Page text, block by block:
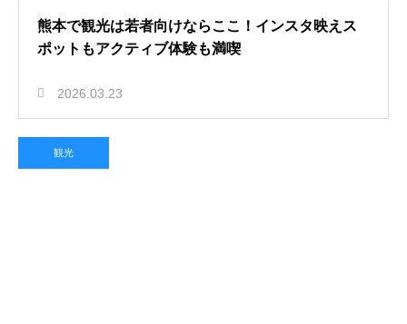
熊本で観光は若者向けならここ！インスタ映えス
ポットもアクティブ体験も満喫
2026.03.23
観光